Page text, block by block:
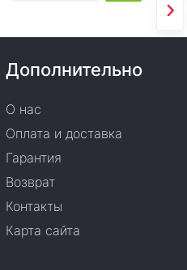
Дополнительно
О нас
Оплата и доставка
Гарантия
Возврат
Контакты
Карта сайта